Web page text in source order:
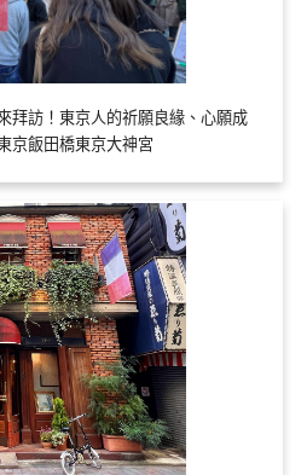
拜訪！東京人的祈願良緣、心願成
京飯田橋東京大神宮